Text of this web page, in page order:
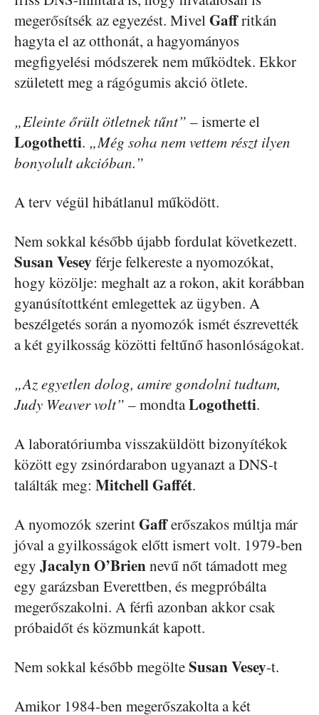
megerősítsék az egyezést. MivelGaffritkán
hagyta el az otthonát, a hagyományos
megfigyelési módszerek nem működtek. Ekkor
született meg a rágógumis akció ötlete.
„Eleinte őrült ötletnek tűnt” – ismerte el
Logothetti. „Még soha nem vettem részt ilyen
bonyolult akcióban.”
A terv végül hibátlanul működött.
Nem sokkal később újabb fordulat következett.
Susan Vesey férje felkereste a nyomozókat,
hogy közölje: meghalt az a rokon, akit korábban
gyanúsítottként emlegettek az ügyben. A
beszélgetés során a nyomozók ismét észrevették
a két gyilkosság közötti feltűnő hasonlóságokat.
„Az egyetlen dolog, amire gondolni tudtam,
Judy Weaver volt” – mondtaLogothetti.
A laboratóriumba visszaküldött bizonyítékok
között egy zsinórdarabon ugyanazt a DNS-t
találták meg: Mitchell Gaffét.
A nyomozók szerintGafferőszakos múltja már
jóval a gyilkosságok előtt ismert volt. 1979-ben
egy Jacalyn O’Briennevű nőt támadott meg
egy garázsban Everettben, és megpróbálta
megerőszakolni. A férfi azonban akkor csak
próbaidőt és közmunkát kapott.
Nem sokkal később megölteSusan Vesey-t.
Amikor 1984-ben megerőszakolta a két